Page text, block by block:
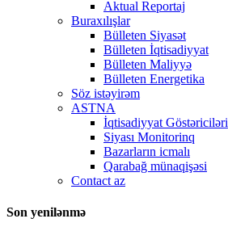
Aktual Reportaj
Buraxılışlar
Bülleten Siyasət
Bülleten İqtisadiyyat
Bülleten Maliyyə
Bülleten Energetika
Söz istəyirəm
ASTNA
İqtisadiyyat Göstəriciləri
Siyası Monitorinq
Bazarların icmalı
Qarabağ münaqişəsi
Contact az
Son yenilənmə